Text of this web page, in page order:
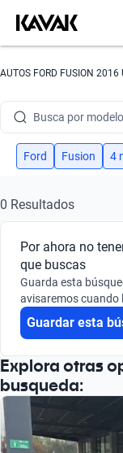
AUTOS FORD FUSION 2016
Busca por modelo
Busca por versión
Busca por marca
Busca por modelo
Busca por versión
Ford Fusion 4
0 Resultados
Por ahora no
que buscas
Guarda esta
avisaremos cuando
Guardar esta
Explora otras
busqueda: